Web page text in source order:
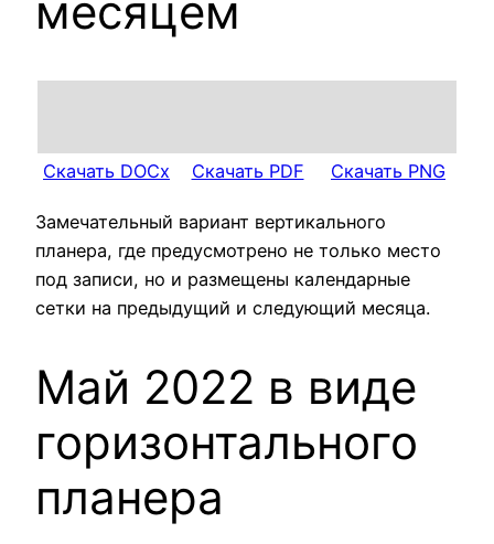
месяцем
Скачать DOCx Скачать PDF Скачать PNG
Замечательный вариант вертикального
планера, где предусмотрено не только место
под записи, но и размещены календарные
сетки на предыдущий и следующий месяца.
Май 2022 в виде
горизонтального
планера